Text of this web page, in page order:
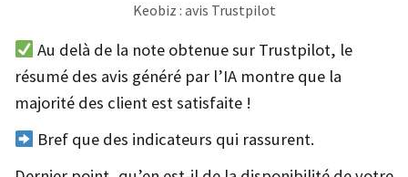
Keobiz : avis Trustpilot
Au delà de la note obtenue sur Trustpilot, le
résumé des avis généré par l’IA montre que la
majorité des client est satisfaite !
Bref que des indicateurs qui rassurent.